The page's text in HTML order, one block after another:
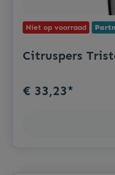
Niet op voorraad
Citruspers
€ 33,23*